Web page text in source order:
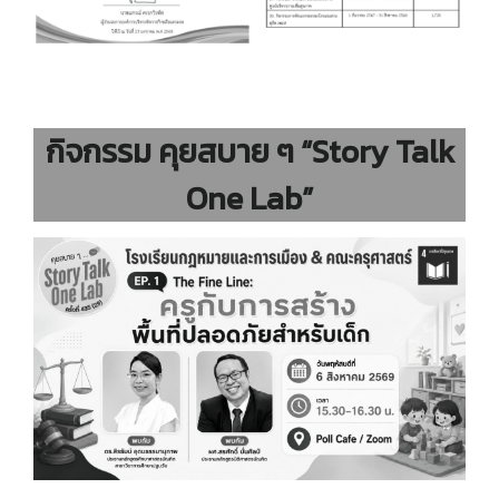
กิจกรรม คุยสบาย ๆ “Story Talk
One Lab”